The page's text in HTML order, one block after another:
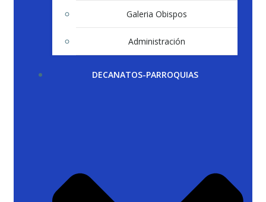
Galeria Obispos
Administración
DECANATOS-PARROQUIAS